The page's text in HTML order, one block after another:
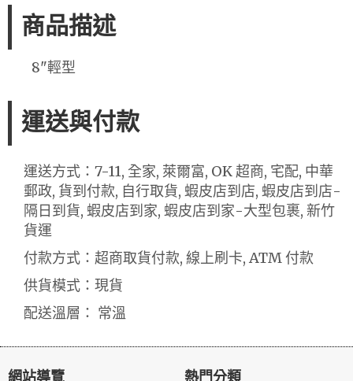
商品描述
8"輕型
運送與付款
運送方式：7-11, 全家, 萊爾富, OK 超商, 宅配, 中華
郵政, 貨到付款, 自行取貨, 蝦皮店到店, 蝦皮店到店-
隔日到貨, 蝦皮店到家, 蝦皮店到家-大型包裹, 新竹
貨運
付款方式：超商取貨付款, 線上刷卡, ATM 付款
供貨模式：現貨
配送溫層： 常溫
網站導覽 熱門分類